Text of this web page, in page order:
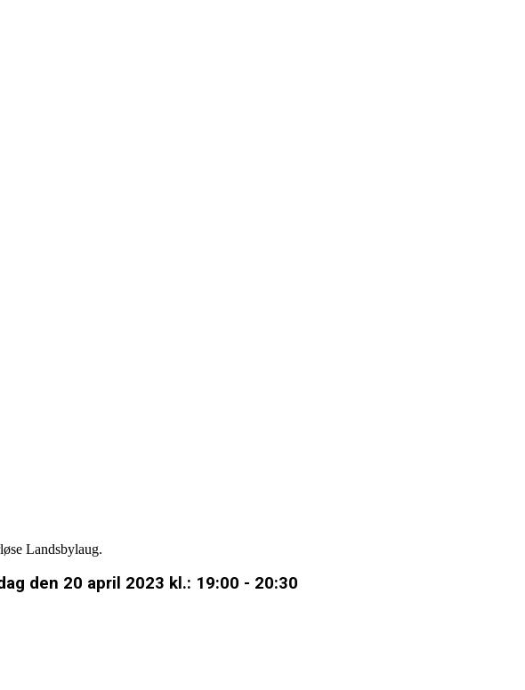
Landsbylaug.
den 20 april 2023 kl.: 19:00 - 20:30